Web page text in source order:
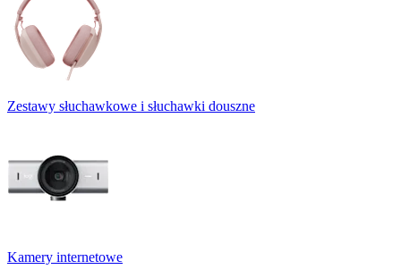
Zestawy słuchawkowe i słuchawki douszne
Kamery internetowe